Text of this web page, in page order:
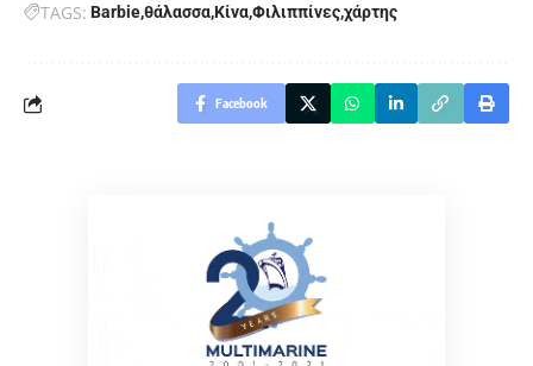
TAGS: BarbieθάλασσαΚίναΦιλιππίνεςχάρτης
Facebook